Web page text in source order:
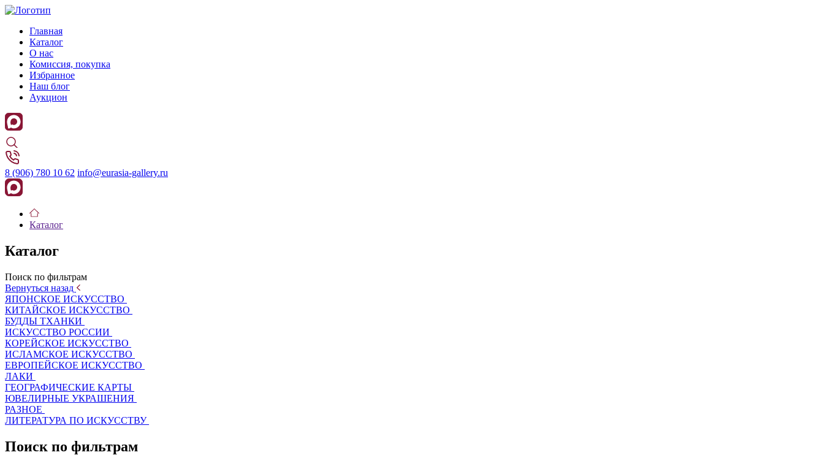
Главная
Каталог
О нас
Комиссия, покупка
Избранное
Наш блог
Аукцион
8 (906) 780 10 62 info@eurasia-gallery.ru
Каталог
Каталог
Поиск по фильтрам
Вернуться назад
ЯПОНСКОЕ ИСКУССТВО
КИТАЙСКОЕ ИСКУССТВО
БУДДЫ ТХАНКИ
ИСКУССТВО РОССИИ
КОРЕЙСКОЕ ИСКУССТВО
ИСЛАМСКОЕ ИСКУССТВО
ЕВРОПЕЙСКОЕ ИСКУССТВО
ЛАКИ
ГЕОГРАФИЧЕСКИЕ КАРТЫ
ЮВЕЛИРНЫЕ УКРАШЕНИЯ
РАЗНОЕ
ЛИТЕРАТУРА ПО ИСКУССТВУ
Поиск по фильтрам